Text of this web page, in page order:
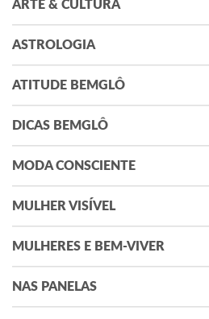
ARTE & CULTURA
ASTROLOGIA
ATITUDE BEMGLÔ
DICAS BEMGLÔ
MODA CONSCIENTE
MULHER VISÍVEL
MULHERES E BEM-VIVER
NAS PANELAS